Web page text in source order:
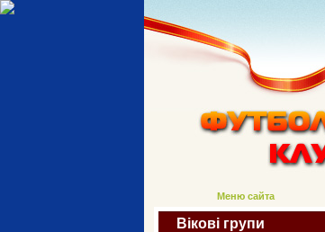
Меню сайта
Вікові групи